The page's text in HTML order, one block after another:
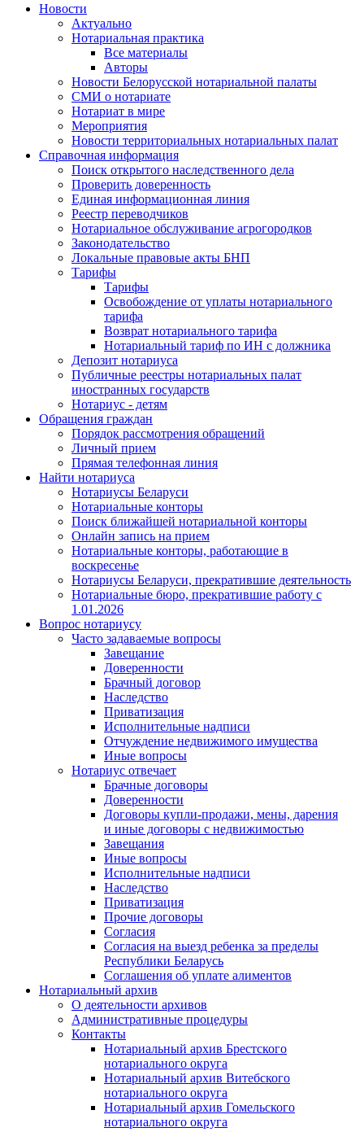
Новости
Актуально
Нотариальная практика
Все материалы
Авторы
Новости Белорусской нотариальной палаты
СМИ о нотариате
Нотариат в мире
Мероприятия
Новости территориальных нотариальных палат
Справочная информация
Поиск открытого наследственного дела
Проверить доверенность
Единая информационная линия
Реестр переводчиков
Нотариальное обслуживание агрогородков
Законодательство
Локальные правовые акты БНП
Тарифы
Тарифы
Освобождение от уплаты нотариального
тарифа
Возврат нотариального тарифа
Нотариальный тариф по ИН с должника
Депозит нотариуса
Публичные реестры нотариальных палат
иностранных государств
Нотариус - детям
Обращения граждан
Порядок рассмотрения обращений
Личный прием
Прямая телефонная линия
Найти нотариуса
Нотариусы Беларуси
Нотариальные конторы
Поиск ближайшей нотариальной конторы
Онлайн запись на прием
Нотариальные конторы, работающие в
воскресенье
Нотариусы Беларуси, прекратившие деятельность
Нотариальные бюро, прекратившие работу с
1.01.2026
Вопрос нотариусу
Часто задаваемые вопросы
Завещание
Доверенности
Брачный договор
Наследство
Приватизация
Исполнительные надписи
Отчуждение недвижимого имущества
Иные вопросы
Нотариус отвечает
Брачные договоры
Доверенности
Договоры купли-продажи, мены, дарения
и иные договоры с недвижимостью
Завещания
Иные вопросы
Исполнительные надписи
Наследство
Приватизация
Прочие договоры
Согласия
Согласия на выезд ребенка за пределы
Республики Беларусь
Соглашения об уплате алиментов
Нотариальный архив
О деятельности архивов
Административные процедуры
Контакты
Нотариальный архив Брестского
нотариального округа
Нотариальный архив Витебского
нотариального округа
Нотариальный архив Гомельского
нотариального округа